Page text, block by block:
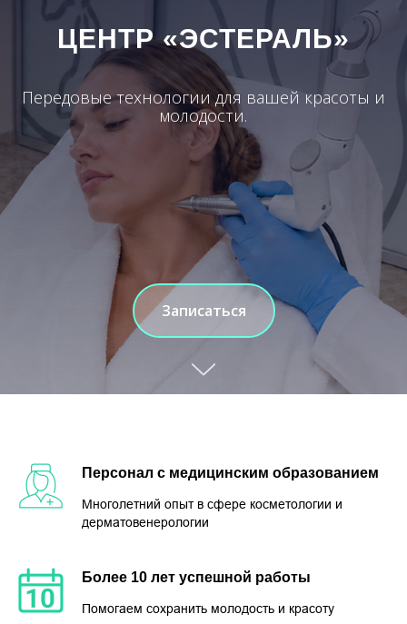
ЦЕНТР «ЭСТЕРАЛЬ»
Передовые технологии для вашей красоты и
молодости.
Записаться
Персонал с медицинским образованием
Многолетний опыт в сфере косметологии и
дерматовенерологии
Более 10 лет успешной работы
Помогаем сохранить молодость и красоту